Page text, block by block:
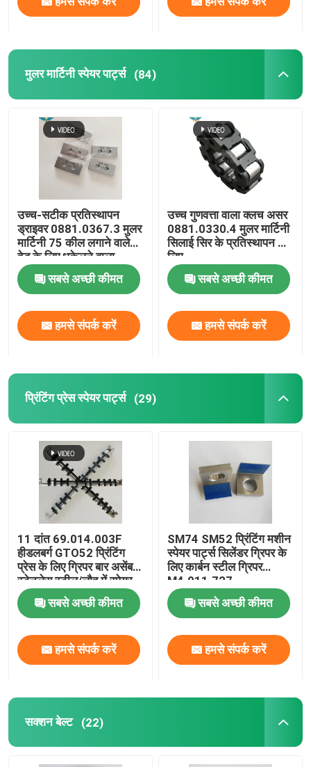
घर
हमारे बारे में
कारखाने का दौरा
गुणवत्ता नियंत्रण
हमसे संपर्क करें
समाचार
ब्लॉग
ऑफसेट प्रिंटिंग पार्ट्स
हीडलबर्ग प्रिंटिंग मशीन के पुर्जे
मुलर मार्टिनी स्पेयर पार्ट्स
प्रिंटिंग प्रेस स्पेयर पार्ट्स
हीडलबर्ग मोटर्स
Wash Up Blades
मुलर मार्टिनी स्पेयर पार्ट्स (84)
उच्च-सटीक प्रतिस्थापन
ड्राइवर 0881.0367.3 मुलर
मार्टिनी 75 कील लगाने वाले
हेड के लिए धकेलने वाला
सबसे अच्छी कीमत
हमसे संपर्क करें
उच्च गुणवत्ता वाला क्लच असर
0881.0330.4 मुलर मार्टिनी
सिलाई सिर के प्रतिस्थापन के
लिए
सबसे अच्छी कीमत
हमसे संपर्क करें
प्रिंटिंग प्रेस स्पेयर पार्ट्स (29)
11 दांत 69.014.003F
हीडलबर्ग GTO52 प्रिंटिंग
प्रेस के लिए ग्रिपर बार असेंबली
स्टेनलेस स्टील/लौह में स्पेयर
पार्ट्स
सबसे अच्छी कीमत
हमसे संपर्क करें
SM74 SM52 प्रिंटिंग मशीन
स्पेयर पार्ट्स सिलेंडर ग्रिपर के
लिए कार्बन स्टील ग्रिपर
M4.011.727
सबसे अच्छी कीमत
हमसे संपर्क करें
सक्शन बेल्ट (22)